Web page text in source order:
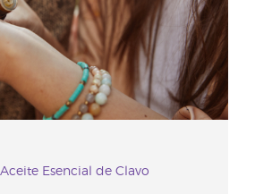
Esencial de Clavo